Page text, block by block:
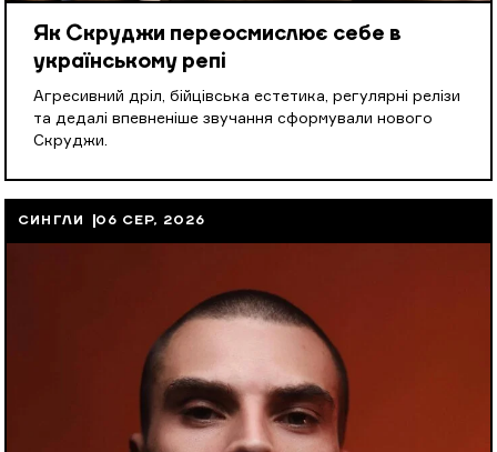
Як Скруджи переосмислює себе в
українському репі
Агресивний дріл, бійцівська естетика, регулярні релізи
та дедалі впевненіше звучання сформували нового
Скруджи.
СИНГЛИ 06 СЕР, 2026